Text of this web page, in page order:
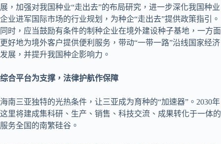
展，加强对我国种业“走出去”的布局研究，进一步深化我国种业
企业进军国际市场的行业规划，为种企“走出去”提供政策指引。
同时，应当鼓励有条件的制种企业在境外建设种子基地，一方面
更好地为境外客户提供便利服务，带动“一带一路”沿线国家经济
发展，并提升我国种企影响力。
综合平台为支撑，法律护航作保障
海南三亚独特的光热条件，让三亚成为育种的“加速器”。2030年
这里将建成集科研、生产、销售、科技交流、成果转化于一体的
服务全国的南繁硅谷。